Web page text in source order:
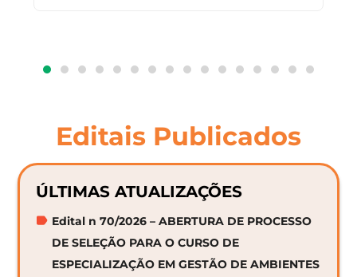
Editais Publicados
ÚLTIMAS ATUALIZAÇÕES
Edital n 70/2026 – ABERTURA DE PROCESSO
DE SELEÇÃO PARA O CURSO DE
ESPECIALIZAÇÃO EM GESTÃO DE AMBIENTES